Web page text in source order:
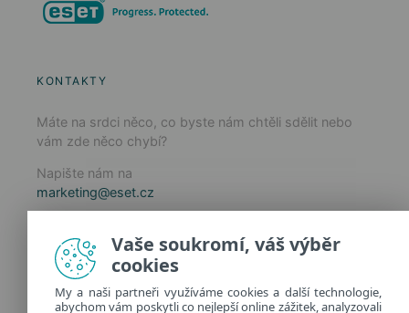
KONTAKTY
Máte na srdci něco, co byste nám chtěli sdělit nebo
vám zde něco chybí?
Napište nám na
marketing@eset.cz
Zásady ochrany osobních údajů
Spravovat cookies
Provozuje:
Vaše soukromí, váš výběr
cookies
My a naši partneři využíváme cookies a další technologie,
abychom vám poskytli co nejlepší online zážitek, analyzovali